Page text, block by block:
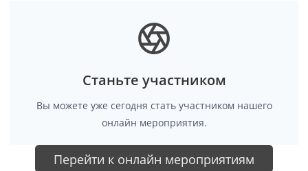
Станьте участником
Вы можете уже сегодня стать участником нашего
онлайн мероприятия.
Перейти к онлайн мероприятиям